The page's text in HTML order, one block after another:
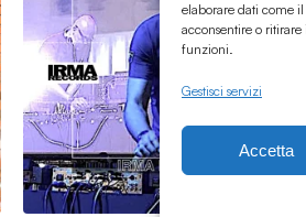
elaborare dati come
acconsentire o
funzioni.
Gestisci servizi
Accetta